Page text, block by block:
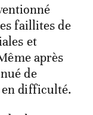
faillites de
et
après
de
en difficulté.